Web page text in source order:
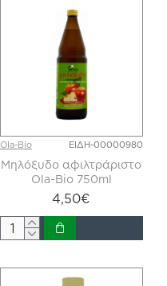
Ola-Bio ΕΙΔΗ-00000980
Μηλόξυδο αφιλτράριστο
Ola-Bio 750ml
4,50€